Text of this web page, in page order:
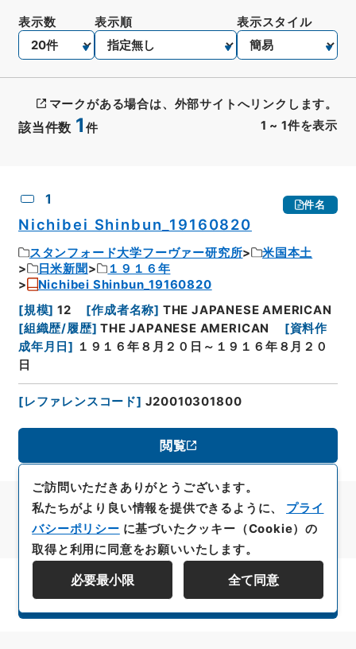
該当件数 1 件 1 ~ 1件を表示
表示数 表示順 表示スタイル
マークがある場合は、外部サイトへリンクします。
1 件名
Nichibei Shinbun_19160820
スタンフォード大学フーヴァー研究所
米国本土
日米新聞
１９１６年
Nichibei Shinbun_19160820
[規模] 12 [作成者名称] THE JAPANESE AMERICAN
[組織歴/履歴] THE JAPANESE AMERICAN [資料作
成年月日] １９１６年８月２０日～１９１６年８月２０
日
[レファレンスコード] J20010301800
閲覧
資料群階層を表示する
ご訪問いただきありがとうございます。
私たちがより良い情報を提供できるように、 プライ
バシーポリシー に基づいたクッキー（Cookie）の
取得と利用に同意をお願いいたします。
必要最小限 全て同意